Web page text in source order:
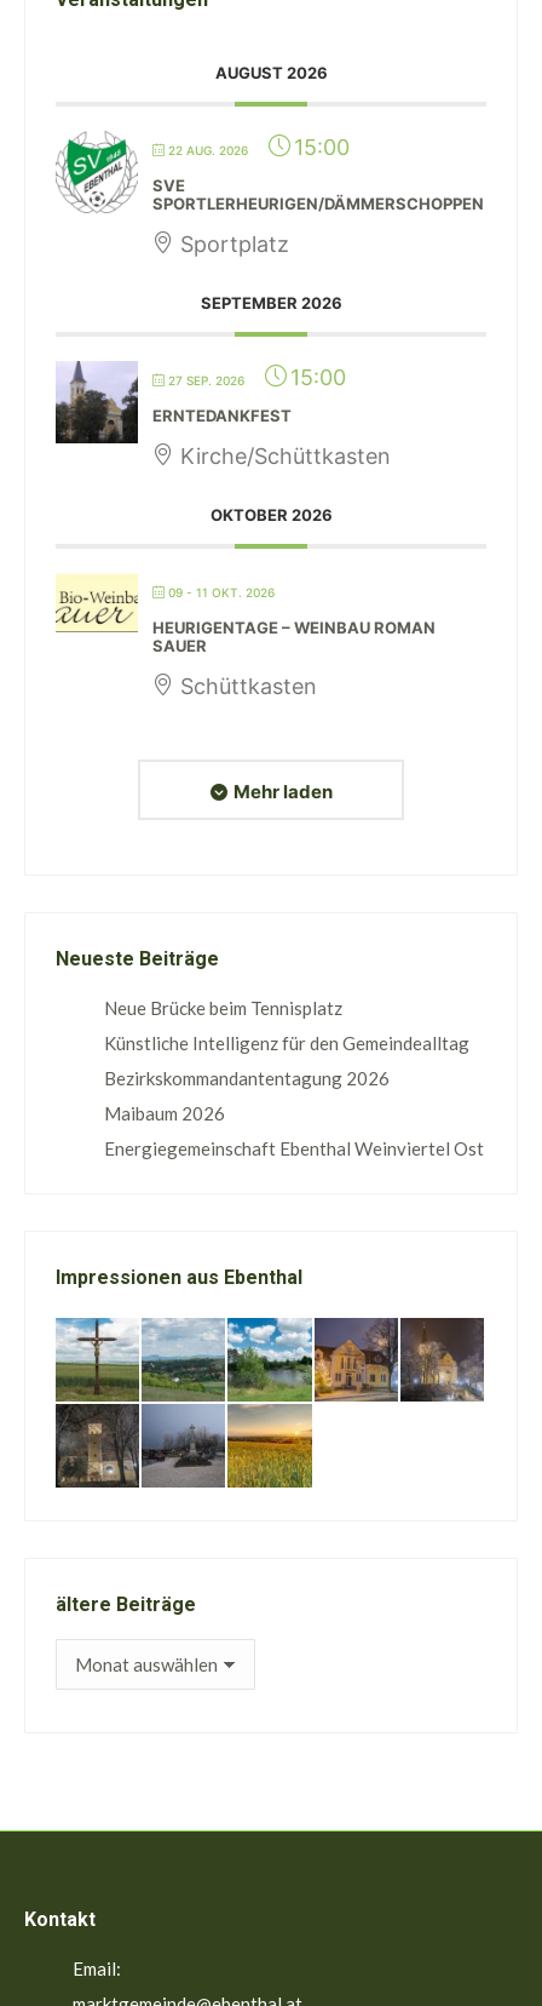
AUGUST 2026
22 AUG. 2026 15:00
SVE
SPORTLERHEURIGEN/DÄMMERSCHOPPEN
Sportplatz
SEPTEMBER 2026
27 SEP. 2026 15:00
ERNTEDANKFEST
Kirche/Schüttkasten
OKTOBER 2026
09 - 11 OKT. 2026
HEURIGENTAGE – WEINBAU ROMAN
SAUER
Schüttkasten
Mehr laden
Neueste Beiträge
Neue Brücke beim Tennisplatz
Künstliche Intelligenz für den Gemeindealltag
Bezirkskommandantentagung 2026
Maibaum 2026
Energiegemeinschaft Ebenthal Weinviertel Ost
Impressionen aus Ebenthal
ältere Beiträge
ältere
Kontakt
Email: